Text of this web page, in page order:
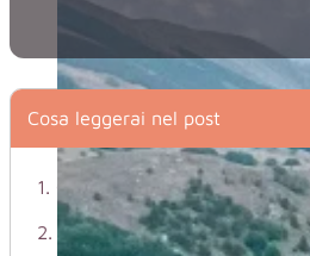
Cosa leggerai nel post
Come attivare il codice
Codice sconto FAMIGLIA -